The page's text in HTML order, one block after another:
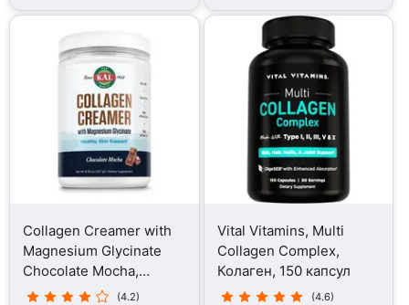
Collagen Creamer with
Magnesium Glycinate
Chocolate Mocha,
Колаген, 237 г(4.2)
Vital Vitamins, Multi
Collagen Complex,
Колаген, 150 капсул
(4.6)